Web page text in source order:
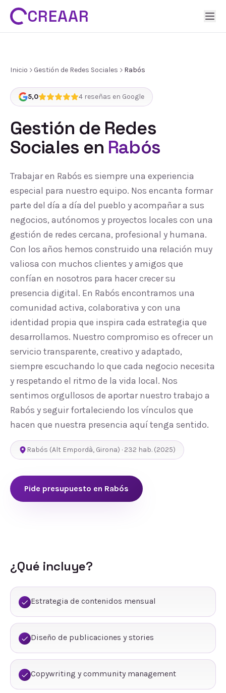
CREAAR
Inicio Gestión de Redes Sociales Rabós
5,0 4 reseñas en Google
Gestión de Redes
Sociales en Rabós
Trabajar en Rabós es siempre una experiencia
especial para nuestro equipo. Nos encanta formar
parte del día a día del pueblo y acompañar a sus
negocios, autónomos y proyectos locales con una
gestión de redes cercana, profesional y humana.
Con los años hemos construido una relación muy
valiosa con muchos clientes y amigos que
confían en nosotros para hacer crecer su
presencia digital. En Rabós encontramos una
comunidad activa, colaborativa y con una
identidad propia que inspira cada estrategia que
desarrollamos. Nuestro compromiso es ofrecer un
servicio transparente, creativo y adaptado,
siempre escuchando lo que cada negocio necesita
y respetando el ritmo de la vida local. Nos
sentimos orgullosos de aportar nuestro trabajo a
Rabós y seguir fortaleciendo los vínculos que
hacen que nuestra presencia aquí tenga sentido.
Rabós (Alt Empordà, Girona) · 232 hab. (2025)
Pide presupuesto en Rabós
¿Qué incluye?
Estrategia de contenidos mensual
Diseño de publicaciones y stories
Copywriting y community management